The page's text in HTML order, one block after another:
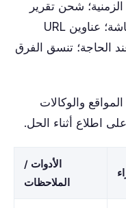
شحن تقرير
موجز؛ إرفاق السجلات؛ لقطات الشاشة؛ عناوين URL
الحاجة؛ تنسق الفرق
والوكالات
اطلاع أثناء الحل.
الأدوات /
الملاحظات